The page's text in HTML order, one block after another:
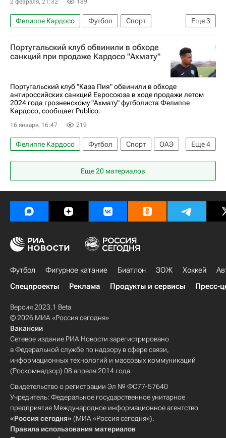
2 февраля, 21:32 189
Еще3
Фелиппе Кардосо Футбол
Спорт
Ахмат
Аль-Наджма Каза Пия
Португальский клуб обвинили в обходе
санкций при продаже Кардосо "Ахмату"
Португальский клуб "Каза Пия" обвинили в обходе
антироссийских санкций Евросоюза в ходе продажи летом
2024 года грозненскому "Ахмату" футболиста Фелиппе
Кардосо, сообщает Publico.
16 января, 16:47 219
Еще4
Фелиппе Кардосо Футбол Спорт
ОАЭ
Международная федерация футбола (ФИФА)
Каза Пия Ахмат
Еще 20 материалов
Футбол Фигурное катание Биатлон ЗОЖ Хоккей
Спецпроекты
Реклама Продукты и сервисы Пресс-
Версия 2023.1 Beta
© 2026 МИА «Россия сегодня»
Вакансии
Сетевое издание РИА Новости зарегистрировано
в Федеральной службе по надзору в сфере связи,
информационных технологий и массовых коммуникаций
(Роскомнадзор) 08 апреля 2014 года.
Свидетельство о регистрации Эл № ФС77-57640
Учредитель: Федеральное государственное унитарное
предприятие Международное информационное агентство
«Россия сегодня» (МИА «Россия сегодня»).
Правила использования материалов